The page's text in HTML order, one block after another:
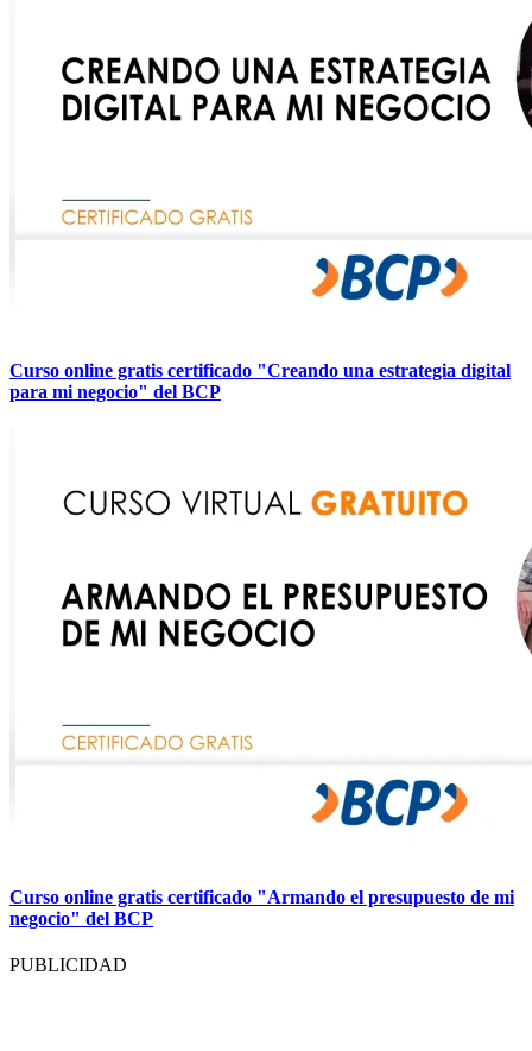
Curso online gratis certificado "Creando una estrategia digital
para mi negocio" del BCP
Curso online gratis certificado "Armando el presupuesto de mi
negocio" del BCP
PUBLICIDAD